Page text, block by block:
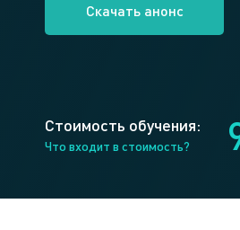
Скачать анонс
Стоимость обучения:
Что входит в стоимость?